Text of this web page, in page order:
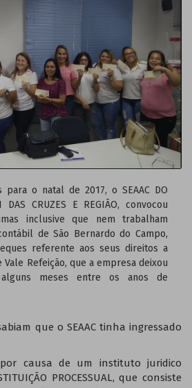
para o natal de 2017, o SEAAC DO
DAS CRUZES E REGIÃO, convocou
inclusive que nem trabalham
de São Bernardo do Campo,
referente aos seus direitos a
Refeição, que a empresa deixou
meses entre os anos de
que o SEAAC tinha ingressado
causa de um instituto juridico
PROCESSUAL, que consiste